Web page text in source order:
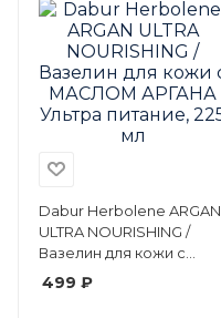
Dabur Herbolene ARGAN
ULTRA NOURISHING /
Вазелин для кожи с
МАСЛОМ АРГАНА
499 ₽